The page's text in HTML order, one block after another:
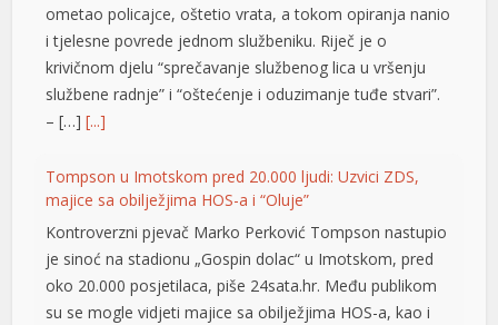
ometao policajce, oštetio vrata, a tokom opiranja nanio
i tjelesne povrede jednom službeniku. Riječ je o
krivičnom djelu “sprečavanje službenog lica u vršenju
službene radnje” i “oštećenje i oduzimanje tuđe stvari”.
– […][...]
Tompson u Imotskom pred 20.000 ljudi: Uzvici ZDS,
majice sa obilježjima HOS-a i “Oluje”
Kontroverzni pjevač Marko Perković Tompson nastupio
je sinoć na stadionu „Gospin dolac“ u Imotskom, pred
oko 20.000 posjetilaca, piše 24sata.hr. Među publikom
su se mogle vidjeti majice sa obilježjima HOS-a, kao i